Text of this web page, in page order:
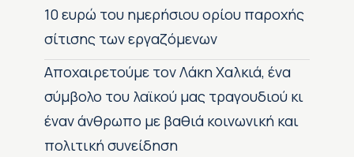
10 ευρώ του ημερήσιου ορίου παροχής
σίτισης των εργαζόμενων
Αποχαιρετούμε τον Λάκη Χαλκιά, ένα
σύμβολο του λαϊκού μας τραγουδιού κι
έναν άνθρωπο με βαθιά κοινωνική και
πολιτική συνείδηση